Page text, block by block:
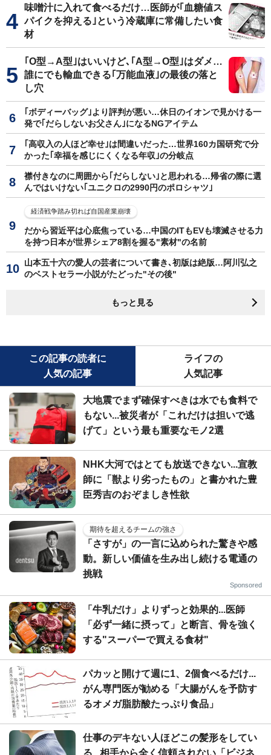
味噌汁に入れて食べるだけ…医師が｢血糖値ス
パイクを抑える｣という冷蔵庫に常備したい食
材
｢O型→A型｣はいいけど､｢A型→O型｣はダメ…
誰にでも輸血できる｢万能血液｣の最後の落と
し穴
｢ボディーバッグ｣より評判が悪い…休日のイオンで見かける一
発で｢だらしないお父さん｣になるNGアイテム
｢高収入の人ほど幸せ｣は間違いだった…世界160カ国研究で分
かった｢幸福を感じにくくなる年収｣の分岐点
襟付きなのに周囲から｢だらしない｣と思われる…帰省の際に選
んではいけない｢ユニクロの2990円のポロシャツ｣
経済戦争踏み切れば自国産業崩壊
だから習近平は心底焦っている…中国のITもEVも壊滅させる力
を持つ日本が世界シェア8割を握る"素材"の名前
山本五十六の愛人の芸者について書き､初版は絶版…阿川弘之
のベストセラー小説がたどった"その後"
もっと見る
この記事の読者に
人気の記事
ライフの
人気記事
大地震でまず確保すべきは水でも食料で
もない...被災者が「これだけは担いで逃
げて」という最も重要なモノ2選
NHK大河ではとても放送できない...宣教
師に「獣より劣ったもの」と書かれた豊
臣秀吉のおぞましき性欲
期待を超えるチームの強さ
「さすが」の一言に込められた驚きや感
動。新しい価値を生み出し続ける電通の
挑戦
Sponsored
「牛乳だけ」よりずっと効果的...医師
「必ず一緒に摂って」と断言、骨を強く
する"スーパーで買える食材"
パカッと開けて週に1、2個食べるだけ...
がん専門医が勧める「大腸がんを予防す
るオメガ脂肪酸たっぷり食品」
仕事のデキない人ほどこの髪形をしてい
る...相手から全く信頼されない「ビジネ